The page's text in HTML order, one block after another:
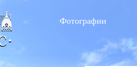
Фотографии